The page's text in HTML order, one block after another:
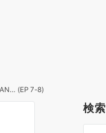
(EP 7-8)
検索